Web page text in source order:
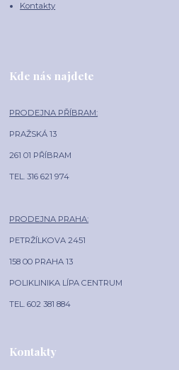
Kontakty
Kde nás najdete
PRODEJNA PŘÍBRAM:
PRAŽSKÁ 13
261 01 PŘÍBRAM
TEL. 316 621 974
PRODEJNA PRAHA:
PETRŽÍLKOVA 2451
158 00 PRAHA 13
POLIKLINIKA LÍPA CENTRUM
TEL. 602 381 884
Kontakty